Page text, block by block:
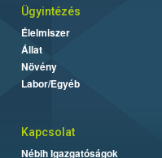
Ügyintézés
Élelmiszer
Állat
Növény
Labor/Egyéb
Kapcsolat
Nébih Igazgatóságok